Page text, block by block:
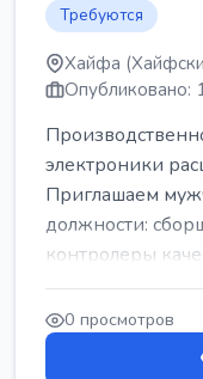
Требуются
Хайфа
Опубликовано:
электроники
Приглашаем
должности:
контролеры
0 просмотров